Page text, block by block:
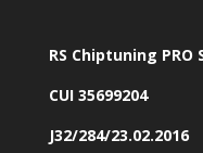
RS Chiptuning PRO
CUI 35699204
J32/284/23.02.2016